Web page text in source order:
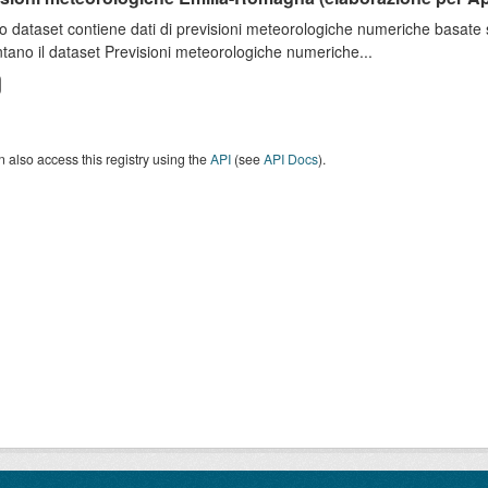
dataset contiene dati di previsioni meteorologiche numeriche
il dataset Previsioni meteorologiche numeriche...
also access this registry using theAPI(seeAPI Docs).